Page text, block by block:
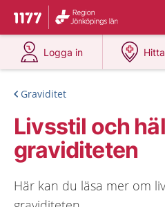
Till startsidan för 1177
Du har valt region
Logga in
på 1177.se
Graviditet
Livsstil och
graviditeten
Här kan du läsa mer om